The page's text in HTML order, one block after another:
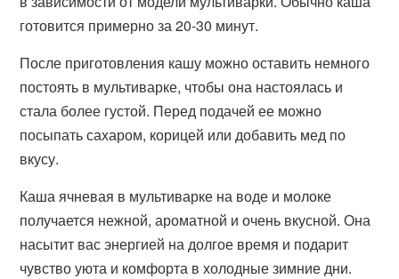
готовится примерно за 20-30 минут.
После приготовления кашу можно оставить немного
постоять в мультиварке, чтобы она настоялась и
стала более густой. Перед подачей ее можно
посыпать сахаром, корицей или добавить мед по
вкусу.
Каша ячневая в мультиварке на воде и молоке
получается нежной, ароматной и очень вкусной. Она
насытит вас энергией на долгое время и подарит
чувство уюта и комфорта в холодные зимние дни.